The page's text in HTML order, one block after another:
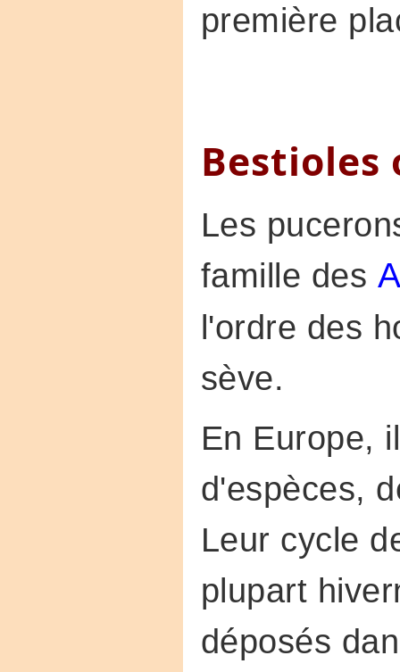
première
Bestioles
Les
famille des
l'ordre des
sève.
En Europe,
d'espèces,
Leur cycle
plupart
déposés